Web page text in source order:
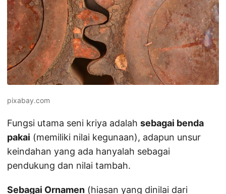
pixabay.com
Fungsi utama seni kriya adalah sebagai benda
pakai (memiliki nilai kegunaan), adapun unsur
keindahan yang ada hanyalah sebagai
pendukung dan nilai tambah.
Sebagai Ornamen (hiasan yang dinilai dari